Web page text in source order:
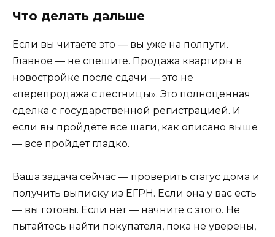
Что делать дальше
Если вы читаете это — вы уже на полпути.
Главное — не спешите. Продажа квартиры в
новостройке после сдачи — это не
«перепродажа с лестницы». Это полноценная
сделка с государственной регистрацией. И
если вы пройдёте все шаги, как описано выше
— всё пройдёт гладко.
Ваша задача сейчас — проверить статус дома и
получить выписку из ЕГРН. Если она у вас есть
— вы готовы. Если нет — начните с этого. Не
пытайтесь найти покупателя, пока не уверены,